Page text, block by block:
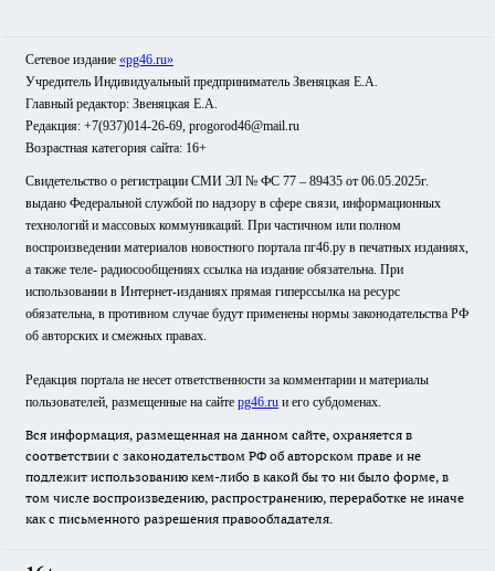
Сетевое издание «pg46.ru»
Учредитель Индивидуальный предприниматель Звеняцкая Е.А.
Главный редактор: Звеняцкая Е.А.
Редакция: +7(937)014-26-69, progorod46@mail.ru
Возрастная категория сайта: 16+
Свидетельство о регистрации СМИ ЭЛ № ФС 77 – 89435 от 06.05.2025г.
выдано Федеральной службой по надзору в сфере связи, информационных
технологий и массовых коммуникаций. При частичном или полном
воспроизведении материалов новостного портала пг46.ру в печатных изданиях,
а также теле- радиосообщениях ссылка на издание обязательна. При
использовании в Интернет-изданиях прямая гиперссылка на ресурс
обязательна, в противном случае будут применены нормы законодательства РФ
об авторских и смежных правах.
Редакция портала не несет ответственности за комментарии и материалы
пользователей, размещенные на сайте pg46.ru и его субдоменах.
Вся информация, размещенная на данном сайте, охраняется в
соответствии с законодательством РФ об авторском праве и не
подлежит использованию кем-либо в какой бы то ни было форме, в
том числе воспроизведению, распространению, переработке не иначе
как с письменного разрешения правообладателя.